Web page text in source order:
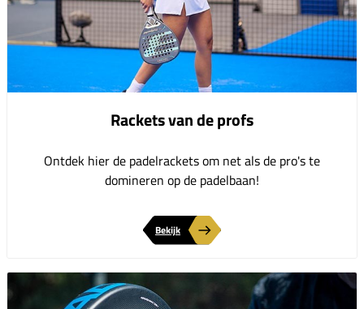
Rackets van de profs
Ontdek hier de padelrackets om net als de pro's te
domineren op de padelbaan!
Bekijk